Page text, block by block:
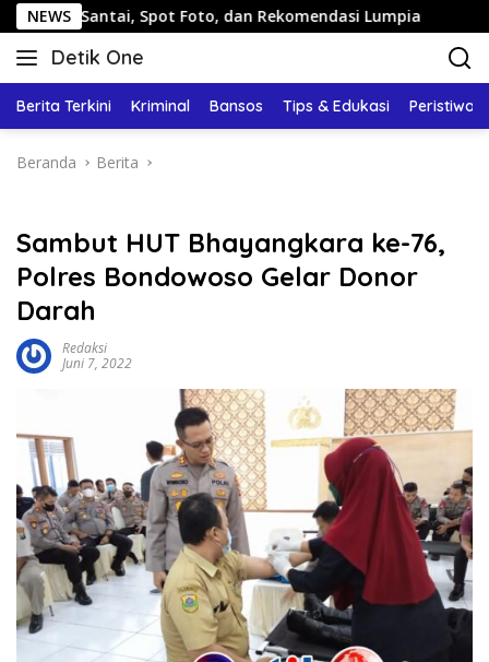
Langsung
ke
konten
NEWS
Spot Foto, dan Rekomendasi Lumpia Panduan
Detik One
Tajam
Fakta
Berita Terkini Kriminal Bansos Tips & Edukasi Peristiwa
Beranda Berita
Sambut HUT Bhayangkara ke-76,
Polres Bondowoso Gelar Donor
Darah
Redaksi
Juni 7, 2022